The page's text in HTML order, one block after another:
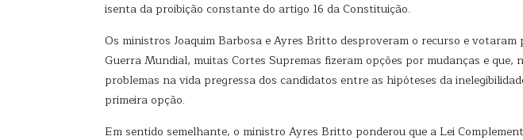
isenta da proibição constante do artigo 16 da Constituição.
Os ministros Joaquim Barbosa e Ayres Britto desproveram o recurso e
Guerra Mundial, muitas Cortes Supremas fizeram opções por mudanças e
problemas na vida pregressa dos candidatos entre as hipóteses da
primeira opção.
Em sentido semelhante, o ministro Ayres Britto ponderou que a Lei